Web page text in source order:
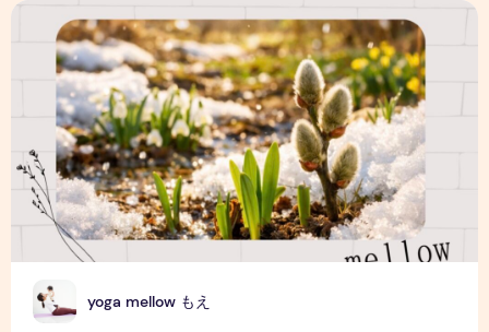
Y yoga mellow もえ
２月４日は立春〜春の過ごしかた〜